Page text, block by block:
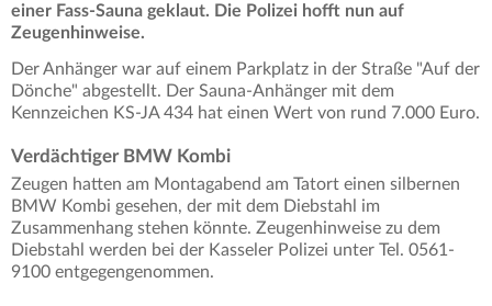
einer Fass-Sauna geklaut. Die Polizei hofft nun auf
Zeugenhinweise.
Der Anhänger war auf einem Parkplatz in der Straße "Auf der
Dönche" abgestellt. Der Sauna-Anhänger mit dem
Kennzeichen KS-JA 434 hat einen Wert von rund 7.000 Euro.
Verdächtiger BMW Kombi
Zeugen hatten am Montagabend am Tatort einen silbernen
BMW Kombi gesehen, der mit dem Diebstahl im
Zusammenhang stehen könnte. Zeugenhinweise zu dem
Diebstahl werden bei der Kasseler Polizei unter Tel. 0561-
9100 entgegengenommen.